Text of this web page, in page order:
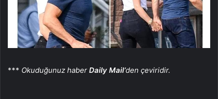
*** Okuduğunuz haber Daily Mail’den çeviridir.